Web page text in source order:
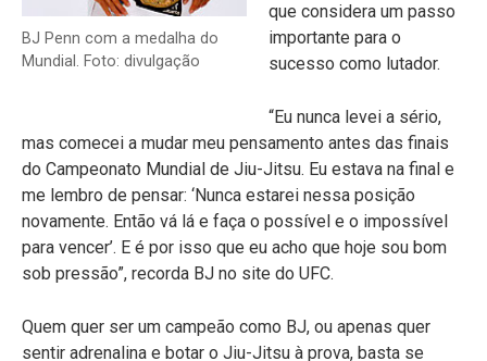
BJ Penn com a medalha do
Mundial. Foto: divulgação
que considera um passo
importante para o
sucesso como lutador.
“Eu nunca levei a sério,
mas comecei a mudar meu pensamento antes das finais
do Campeonato Mundial de Jiu-Jitsu. Eu estava na final e
me lembro de pensar: ‘Nunca estarei nessa posição
novamente. Então vá lá e faça o possível e o impossível
para vencer’. E é por isso que eu acho que hoje sou bom
sob pressão”, recorda BJ no site do UFC.
Quem quer ser um campeão como BJ, ou apenas quer
sentir adrenalina e botar o Jiu-Jitsu à prova, basta se